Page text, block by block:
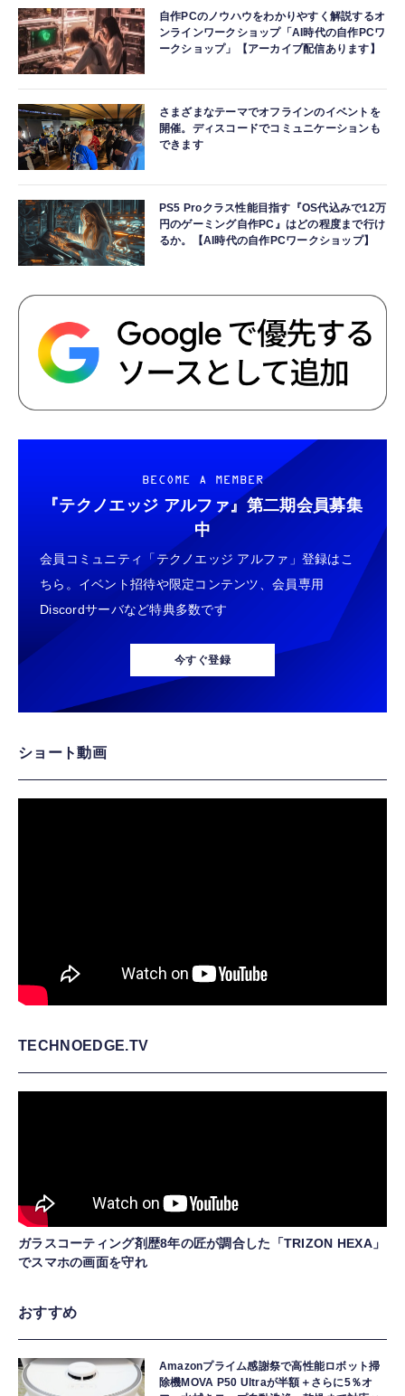
自作PCのノウハウをわかりやすく解説するオ
ンラインワークショップ「AI時代の自作PCワ
ークショップ」【アーカイブ配信あります】
さまざまなテーマでオフラインのイベントを
開催。ディスコードでコミュニケーションも
できます
PS5 Proクラス性能目指す『OS代込みで12万
円のゲーミング自作PC』はどの程度まで行け
るか。【AI時代の自作PCワークショップ】
BECOME A MEMBER
『テクノエッジ アルファ』 第二期会員募集
中
会員コミュニティ「テクノエッジ アルファ」登録はこ
ちら。イベント招待や限定コンテンツ、会員専用
Discordサーバなど特典多数です
今すぐ登録
ショート動画
TECHNOEDGE.TV
ガラスコーティング剤歴8年の匠が調合した「TRIZON HEXA」
でスマホの画面を守れ
おすすめ
Amazonプライム感謝祭で高性能ロボット掃
除機MOVA P50 Ultraが半額＋さらに5％オ